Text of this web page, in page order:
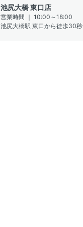
池尻大橋 東口店
営業時間 ｜ 10:00～18:00
池尻大橋駅 東口から徒歩30秒